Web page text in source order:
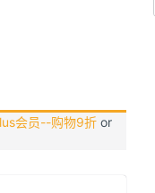
会员--购物9折 or